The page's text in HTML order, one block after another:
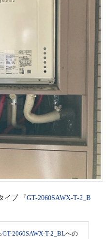
イプ 『GT-2060SAWX-T-2_B
GT-2060SAWX-T-2_BLへの